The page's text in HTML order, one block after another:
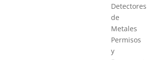
Detectores
de
Metales
Permisos
y